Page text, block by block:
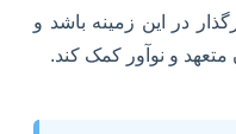
در این زمینه باشد و
و نوآور کمک کند.